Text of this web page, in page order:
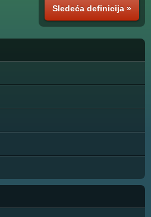
Sledeća definicija »